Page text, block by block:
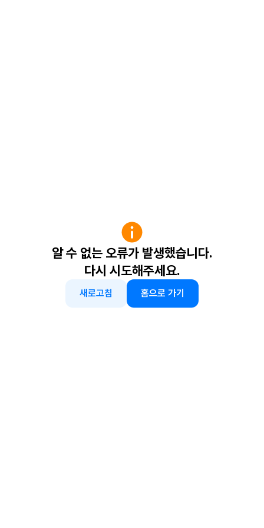
알 수 없는 오류가 발생했습니다.
다시 시도해주세요.
새로고침 홈으로 가기